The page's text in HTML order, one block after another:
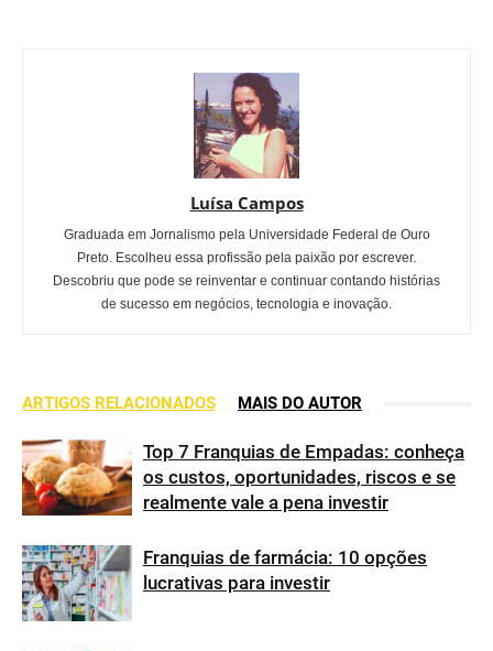
Luísa Campos
Graduada em Jornalismo pela Universidade Federal de Ouro
Preto. Escolheu essa profissão pela paixão por escrever.
Descobriu que pode se reinventar e continuar contando histórias
de sucesso em negócios, tecnologia e inovação.
ARTIGOS RELACIONADOS MAIS DO AUTOR
Top 7 Franquias de Empadas: conheça
os custos, oportunidades, riscos e se
realmente vale a pena investir
Franquias de farmácia: 10 opções
lucrativas para investir